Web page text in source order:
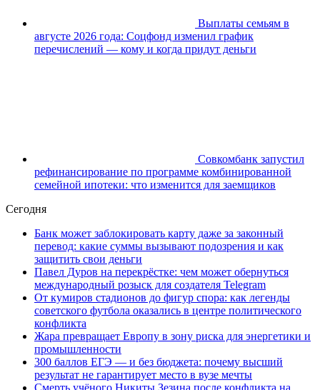
Выплаты семьям в
августе 2026 года: Соцфонд изменил график
перечислений — кому и когда придут деньги
Совкомбанк запустил
рефинансирование по программе комбинированной
семейной ипотеки: что изменится для заемщиков
Сегодня
Банк может заблокировать карту даже за законный
перевод: какие суммы вызывают подозрения и как
защитить свои деньги
Павел Дуров на перекрёстке: чем может обернуться
международный розыск для создателя Telegram
От кумиров стадионов до фигур спора: как легенды
советского футбола оказались в центре политического
конфликта
Жара превращает Европу в зону риска для энергетики и
промышленности
300 баллов ЕГЭ — и без бюджета: почему высший
результат не гарантирует место в вузе мечты